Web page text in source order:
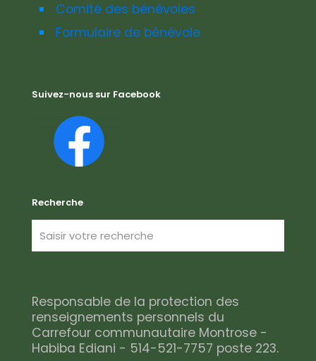
Comité des bénévoles
Formulaire de bénévole
Suivez-nous sur Facebook
Recherche
Responsable de la protection des
renseignements personnels du
Carrefour communautaire Montrose -
Habiba Ediani - 514-521-7757 poste 223.